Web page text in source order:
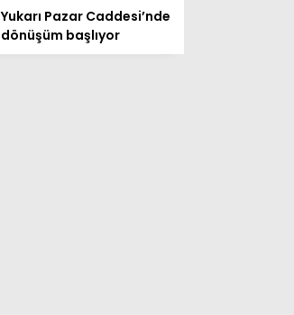
Yukarı Pazar Caddesi’nde
dönüşüm başlıyor